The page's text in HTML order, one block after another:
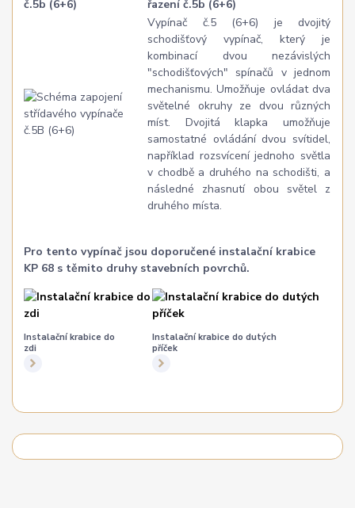
č.5b (6+6)
řazení č.5b (6+6)
Vypínač č.5 (6+6) je dvojitý
schodišťový vypínač, který je
kombinací dvou nezávislých
"schodišťových" spínačů v jednom
mechanismu. Umožňuje ovládat dva
světelné okruhy ze dvou různých
míst. Dvojitá klapka umožňuje
samostatné ovládání dvou svítidel,
například rozsvícení jednoho světla
v chodbě a druhého na schodišti, a
následné zhasnutí obou světel z
druhého místa.
Pro tento vypínač jsou doporučené instalační krabice
KP 68 s těmito druhy stavebních povrchů.
Instalační krabice do
zdi
Instalační krabice do dutých
příček